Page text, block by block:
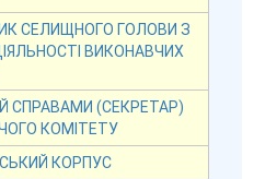
СЕЛИЩНОГО ГОЛОВИ З
ВИКОНАВЧИХ
СПРАВАМИ (СЕКРЕТАР)
КОМІТЕТУ
КОРПУС